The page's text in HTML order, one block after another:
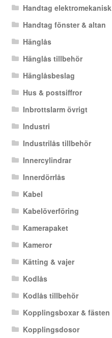
Handtag elektromekanisk
Handtag fönster & altan
Hänglås
Hänglås tillbehör
Hänglåsbeslag
Hus & postsiffror
Inbrottslarm övrigt
Industri
Industrilås tillbehör
Innercylindrar
Innerdörrlås
Kabel
Kabelöverföring
Kamerapaket
Kameror
Kätting & vajer
Kodlås
Kodlås tillbehör
Kopplingsboxar & fästen
Kopplingsdosor